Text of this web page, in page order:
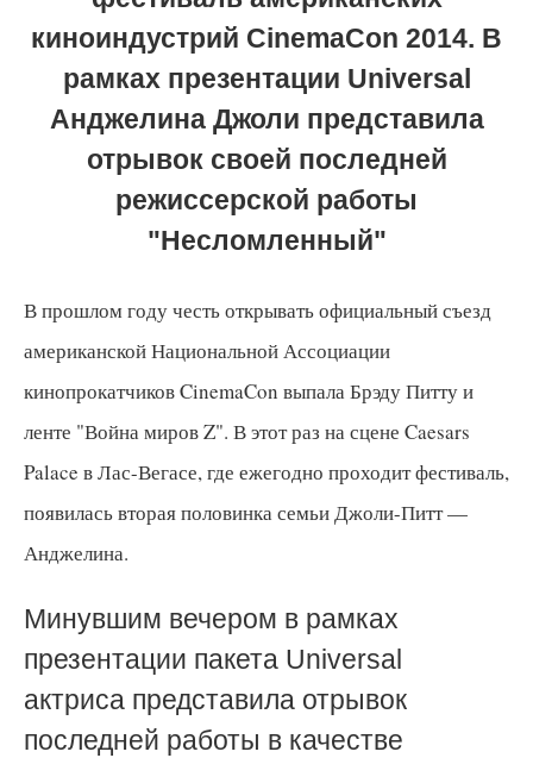
киноиндустрий CinemaCon 2014. В
рамках презентации Universal
Анджелина Джоли представила
отрывок своей последней
режиссерской работы
"Несломленный"
В прошлом году честь открывать официальный съезд
американской Национальной Ассоциации
кинопрокатчиков CinemaCon выпала Брэду Питту и
ленте "Война миров Z". В этот раз на сцене Caesars
Palace в Лас-Вегасе, где ежегодно проходит фестиваль,
появилась вторая половинка семьи Джоли-Питт —
Анджелина.
Минувшим вечером в рамках
презентации пакета Universal
актриса представила отрывок
последней работы в качестве